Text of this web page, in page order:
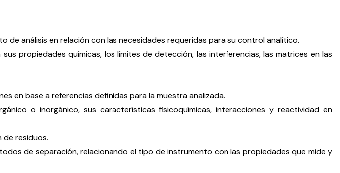
análisis en relación con las necesidades requeridas para su control analítico.
propiedades químicas, los límites de detección, las interferencias, las matrices en las
en base a referencias definidas para la muestra analizada.
o inorgánico, sus características fisicoquímicas, interacciones y reactividad en
de residuos.
de separación, relacionando el tipo de instrumento con las propiedades que mide y